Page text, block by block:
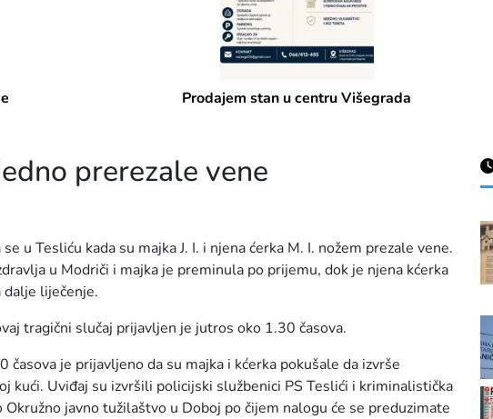
Prodajem stan u centru Višegrada
prerezale vene
u Tesliću kada su majka J. I. i njena ćerka M. I. nožem prezale vene.
u Modriči i majka je preminula po prijemu, dok je njena kćerka
dalje liječenje.
tragični slučaj prijavljen je jutros oko 1.30 časova.
časova je prijavljeno da su majka i kćerka pokušale da izvrše
kući. Uviđaj su izvršili policijski službenici PS Teslići i kriminalistička
javno tužilaštvo u Doboj po čijem nalogu će se preduzimate